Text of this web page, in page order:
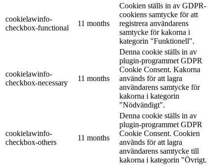
cookielawinfo-
checkbox-functional
11 months
Cookien ställs in av GDPR-
cookiens samtycke för att
registrera användarens
samtycke för kakorna i
kategorin "Funktionell".
cookielawinfo-
checkbox-necessary
11 months
Denna cookie ställs in av
plugin-programmet GDPR
Cookie Consent. Kakorna
används för att lagra
användarens samtycke för
kakorna i kategorin
"Nödvändigt".
cookielawinfo-
checkbox-others
11 months
Denna cookie ställs in av
plugin-programmet GDPR
Cookie Consent. Cookien
används för att lagra
användarens samtycke till
kakorna i kategorin "Övrigt.